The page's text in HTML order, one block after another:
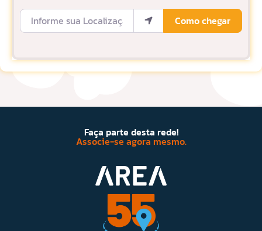
Informe sua Localização
Como chegar
Faça parte desta rede!
Associe-se agora mesmo.